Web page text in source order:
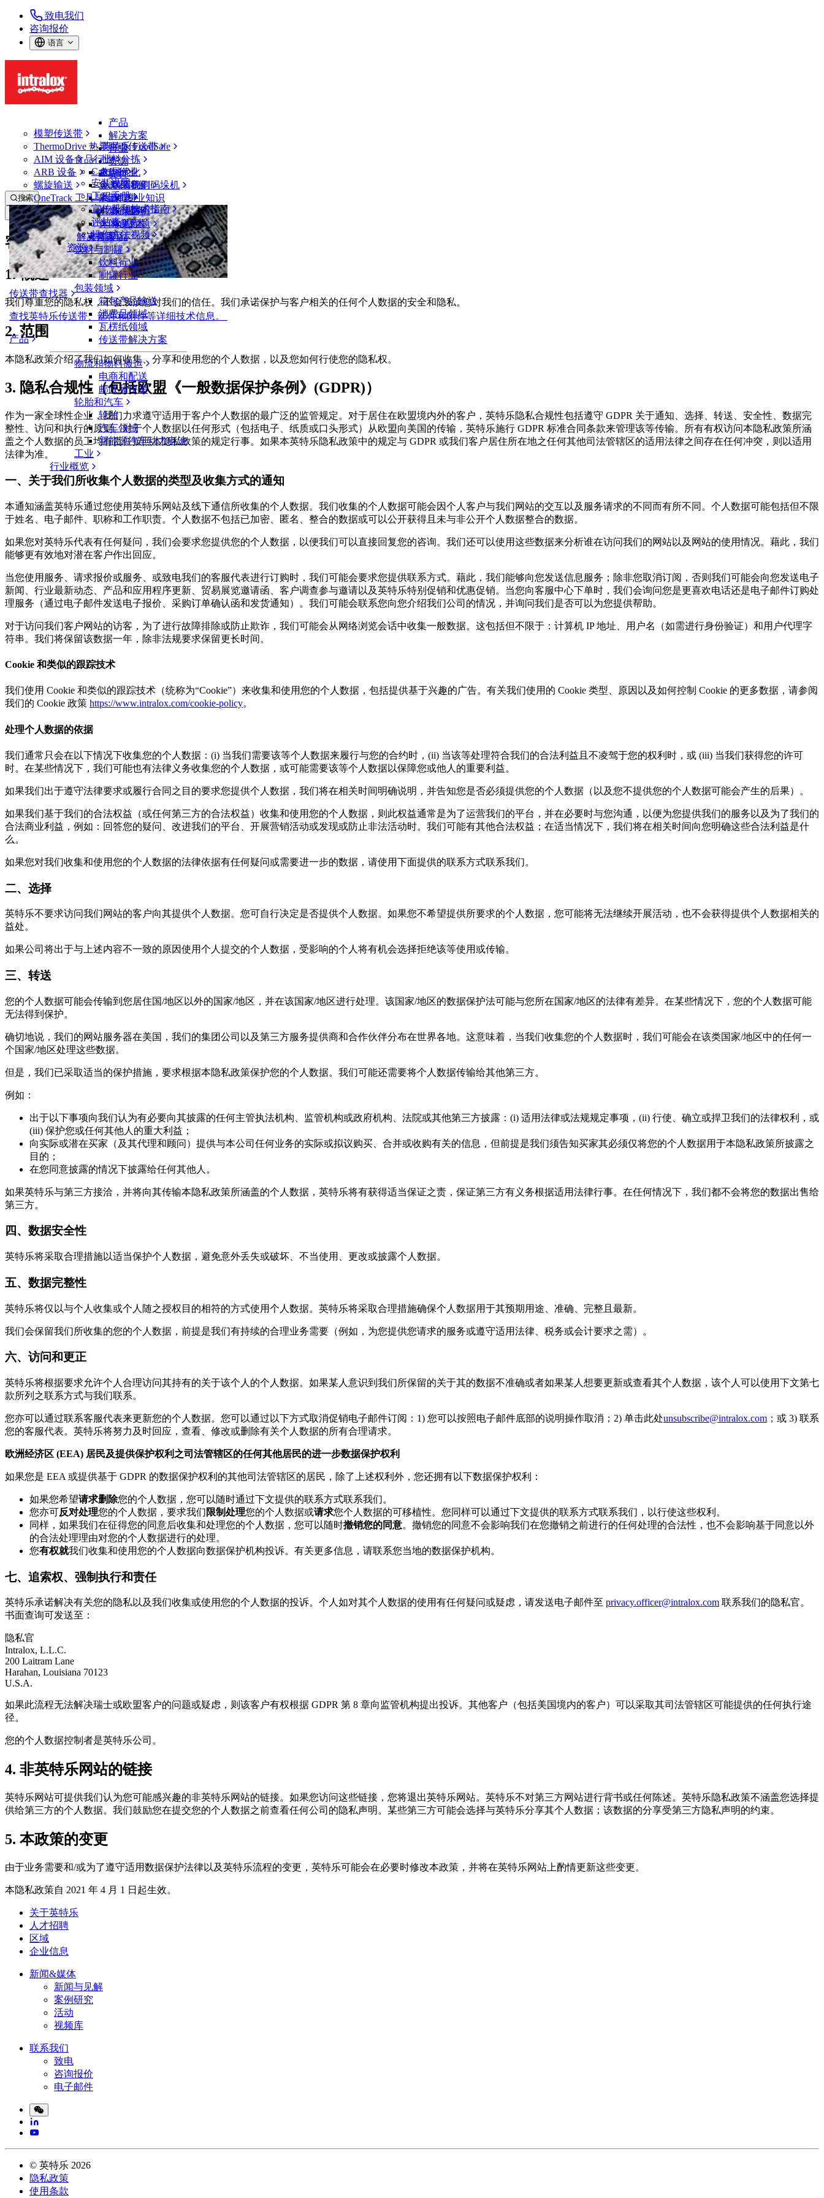
致电我们
咨询报价
语言
产品
模塑传送带
ThermoDrive 热塑驱动传送带
AIM 设备
ARB 设备
螺旋输送
OneTrack 工具与组件
传送带查找器
查找英特乐传送带、部件和附件等详细技术信息。
产品
解决方案
英特乐 FoodSafe
批料分拣
布局优化
从包装机到码垛机
专业知识
服务
技术
解决方案
行业
食品行业
禽肉行业
鱼类和海鲜
果蔬行业
烘焙行业
休闲食品
乳制品
饮料与制罐
饮料行业
制罐行业
包装领域
箱包产品输送
消费品领域
瓦楞纸领域
传送带解决方案
物流和物料搬运
电商和配送
邮政和快递
轮胎和汽车
轮胎
汽车领域
新能源汽车动力电池
工业
行业概览
资源
CalcLab
安装说明
工程手册
宣传册和技术指南
评估表
操作方法视频
资源
支持
联系我们
保证
政策声明
常见问题
支持
搜索
打开菜单
客户隐私政策
1. 概述
我们尊重您的隐私权，不会亵渎您对我们的信任。我们承诺保护与客户相关的任何个人数据的安全和隐私。
2. 范围
本隐私政策介绍了我们如何收集、分享和使用您的个人数据，以及您如何行使您的隐私权。
3. 隐私合规性（包括欧盟《一般数据保护条例》(GDPR)）
作为一家全球性企业，我们力求遵守适用于客户个人数据的最广泛的监管规定。对于居住在欧盟境内外的客户，英特乐隐私合规性包括遵守 GDPR 关于通知、选择、转送、安全性、数据完
整性、访问和执行的原则。对于个人数据以任何形式（包括电子、纸质或口头形式）从欧盟向美国的传输，英特乐施行 GDPR 标准合同条款来管理该等传输。所有有权访问本隐私政策所涵
盖之个人数据的员工均有责任按照本隐私政策的规定行事。如果本英特乐隐私政策中的规定与 GDPR 或我们客户居住所在地之任何其他司法管辖区的适用法律之间存在任何冲突，则以适用
法律为准。
一、关于我们所收集个人数据的类型及收集方式的通知
本通知涵盖英特乐通过您使用英特乐网站及线下通信所收集的个人数据。我们收集的个人数据可能会因个人客户与我们网站的交互以及服务请求的不同而有所不同。个人数据可能包括但不限
于姓名、电子邮件、职称和工作职责。个人数据不包括已加密、匿名、整合的数据或可以公开获得且未与非公开个人数据整合的数据。
如果您对英特乐代表有任何疑问，我们会要求您提供您的个人数据，以便我们可以直接回复您的咨询。我们还可以使用这些数据来分析谁在访问我们的网站以及网站的使用情况。藉此，我们
能够更有效地对潜在客户作出回应。
当您使用服务、请求报价或服务、或致电我们的客服代表进行订购时，我们可能会要求您提供联系方式。藉此，我们能够向您发送信息服务；除非您取消订阅，否则我们可能会向您发送电子
新闻、行业最新动态、产品和应用程序更新、贸易展览邀请函、客户调查参与邀请以及英特乐特别促销和优惠促销。当您向客服中心下单时，我们会询问您是更喜欢电话还是电子邮件订购处
理服务（通过电子邮件发送电子报价、采购订单确认函和发货通知）。我们可能会联系您向您介绍我们公司的情况，并询问我们是否可以为您提供帮助。
对于访问我们客户网站的访客，为了进行故障排除或防止欺诈，我们可能会从网络浏览会话中收集一般数据。这包括但不限于：计算机 IP 地址、用户名（如需进行身份验证）和用户代理字
符串。我们将保留该数据一年，除非法规要求保留更长时间。
Cookie 和类似的跟踪技术
我们使用 Cookie 和类似的跟踪技术（统称为“Cookie”）来收集和使用您的个人数据，包括提供基于兴趣的广告。有关我们使用的 Cookie 类型、原因以及如何控制 Cookie 的更多数据，请参阅
我们的 Cookie 政策 https://www.intralox.com/cookie-policy。
处理个人数据的依据
我们通常只会在以下情况下收集您的个人数据：(i) 当我们需要该等个人数据来履行与您的合约时，(ii) 当该等处理符合我们的合法利益且不凌驾于您的权利时，或 (iii) 当我们获得您的许可
时。在某些情况下，我们可能也有法律义务收集您的个人数据，或可能需要该等个人数据以保障您或他人的重要利益。
如果我们出于遵守法律要求或履行合同之目的要求您提供个人数据，我们将在相关时间明确说明，并告知您是否必须提供您的个人数据（以及您不提供您的个人数据可能会产生的后果）。
如果我们基于我们的合法权益（或任何第三方的合法权益）收集和使用您的个人数据，则此权益通常是为了运营我们的平台，并在必要时与您沟通，以便为您提供我们的服务以及为了我们的
合法商业利益，例如：回答您的疑问、改进我们的平台、开展营销活动或发现或防止非法活动时。我们可能有其他合法权益；在适当情况下，我们将在相关时间向您明确这些合法利益是什
么。
如果您对我们收集和使用您的个人数据的法律依据有任何疑问或需要进一步的数据，请使用下面提供的联系方式联系我们。
二、选择
英特乐不要求访问我们网站的客户向其提供个人数据。您可自行决定是否提供个人数据。如果您不希望提供所要求的个人数据，您可能将无法继续开展活动，也不会获得提供个人数据相关的
益处。
如果公司将出于与上述内容不一致的原因使用个人提交的个人数据，受影响的个人将有机会选择拒绝该等使用或传输。
三、转送
您的个人数据可能会传输到您居住国/地区以外的国家/地区，并在该国家/地区进行处理。该国家/地区的数据保护法可能与您所在国家/地区的法律有差异。在某些情况下，您的个人数据可能
无法得到保护。
确切地说，我们的网站服务器在美国，我们的集团公司以及第三方服务提供商和合作伙伴分布在世界各地。这意味着，当我们收集您的个人数据时，我们可能会在该类国家/地区中的任何一
个国家/地区处理这些数据。
但是，我们已采取适当的保护措施，要求根据本隐私政策保护您的个人数据。我们可能还需要将个人数据传输给其他第三方。
例如：
出于以下事项向我们认为有必要向其披露的任何主管执法机构、监管机构或政府机构、法院或其他第三方披露：(i) 适用法律或法规规定事项，(ii) 行使、确立或捍卫我们的法律权利，或
(iii) 保护您或任何其他人的重大利益；
向实际或潜在买家（及其代理和顾问）提供与本公司任何业务的实际或拟议购买、合并或收购有关的信息，但前提是我们须告知买家其必须仅将您的个人数据用于本隐私政策所披露之
目的；
在您同意披露的情况下披露给任何其他人。
如果英特乐与第三方接洽，并将向其传输本隐私政策所涵盖的个人数据，英特乐将有获得适当保证之责，保证第三方有义务根据适用法律行事。在任何情况下，我们都不会将您的数据出售给
第三方。
四、数据安全性
英特乐将采取合理措施以适当保护个人数据，避免意外丢失或破坏、不当使用、更改或披露个人数据。
五、数据完整性
英特乐将仅以与个人收集或个人随之授权目的相符的方式使用个人数据。英特乐将采取合理措施确保个人数据用于其预期用途、准确、完整且最新。
我们会保留我们所收集的您的个人数据，前提是我们有持续的合理业务需要（例如，为您提供您请求的服务或遵守适用法律、税务或会计要求之需）。
六、访问和更正
英特乐将根据要求允许个人合理访问其持有的关于该个人的个人数据。如果某人意识到我们所保留的关于其的数据不准确或者如果某人想要更新或查看其个人数据，该个人可以使用下文第七
款所列之联系方式与我们联系。
您亦可以通过联系客服代表来更新您的个人数据。您可以通过以下方式取消促销电子邮件订阅：1) 您可以按照电子邮件底部的说明操作取消；2) 单击此处unsubscribe@intralox.com ；或 3) 联系
您的客服代表。英特乐将努力及时回应，查看、修改或删除有关个人数据的所有合理请求。
欧洲经济区 (EEA) 居民及提供保护权利之司法管辖区的任何其他居民的进一步数据保护权利
如果您是 EEA 或提供基于 GDPR 的数据保护权利的其他司法管辖区的居民，除了上述权利外，您还拥有以下数据保护权利：
如果您希望请求删除您的个人数据，您可以随时通过下文提供的联系方式联系我们。
您亦可反对处理您的个人数据，要求我们限制处理您的个人数据或请求您个人数据的可移植性。您同样可以通过下文提供的联系方式联系我们，以行使这些权利。
同样，如果我们在征得您的同意后收集和处理您的个人数据，您可以随时撤销您的同意。撤销您的同意不会影响我们在您撤销之前进行的任何处理的合法性，也不会影响基于同意以外
的合法处理理由对您的个人数据进行的处理。
您有权就我们收集和使用您的个人数据向数据保护机构投诉。有关更多信息，请联系您当地的数据保护机构。
七、追索权、强制执行和责任
英特乐承诺解决有关您的隐私以及我们收集或使用您的个人数据的投诉。个人如对其个人数据的使用有任何疑问或疑虑，请发送电子邮件至 privacy.officer@intralox.com 联系我们的隐私官。
书面查询可发送至：
隐私官
Intralox, L.L.C.
200 Laitram Lane
Harahan, Louisiana 70123
U.S.A.
如果此流程无法解决瑞士或欧盟客户的问题或疑虑，则该客户有权根据 GDPR 第 8 章向监管机构提出投诉。其他客户（包括美国境内的客户）可以采取其司法管辖区可能提供的任何执行途
径。
您的个人数据控制者是英特乐公司。
4. 非英特乐网站的链接
英特乐网站可提供我们认为您可能感兴趣的非英特乐网站的链接。如果您访问这些链接，您将退出英特乐网站。英特乐不对第三方网站进行背书或任何陈述。英特乐隐私政策不涵盖您选择提
供给第三方的个人数据。我们鼓励您在提交您的个人数据之前查看任何公司的隐私声明。某些第三方可能会选择与英特乐分享其个人数据；该数据的分享受第三方隐私声明的约束。
5. 本政策的变更
由于业务需要和/或为了遵守适用数据保护法律以及英特乐流程的变更，英特乐可能会在必要时修改本政策，并将在英特乐网站上酌情更新这些变更。
本隐私政策自 2021 年 4 月 1 日起生效。
关于英特乐
人才招聘
区域
企业信息
新闻&媒体
新闻与见解
案例研究
活动
视频库
联系我们
致电
咨询报价
电子邮件
© 英特乐 2026
隐私政策
使用条款